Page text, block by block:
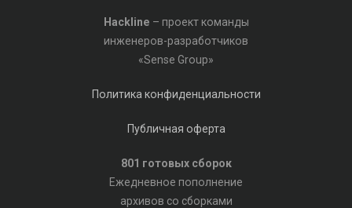
Hackline – проект команды
инженеров-разработчиков
«Sense Group»
Политика конфиденциальности
Публичная оферта
801 готовых сборок
Ежедневное пополнение
архивов со сборками